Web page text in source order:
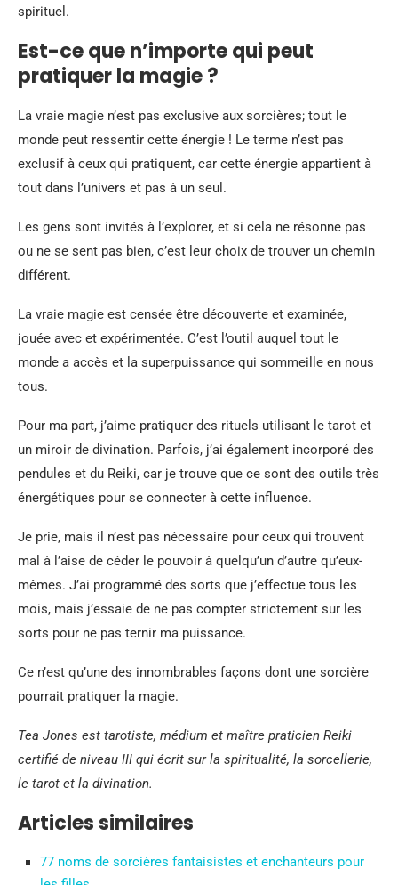
spirituel.
Est-ce que n’importe qui peut
pratiquer la magie ?
La vraie magie n’est pas exclusive aux sorcières; tout le
monde peut ressentir cette énergie ! Le terme n’est pas
exclusif à ceux qui pratiquent, car cette énergie appartient à
tout dans l’univers et pas à un seul.
Les gens sont invités à l’explorer, et si cela ne résonne pas
ou ne se sent pas bien, c’est leur choix de trouver un chemin
différent.
La vraie magie est censée être découverte et examinée,
jouée avec et expérimentée. C’est l’outil auquel tout le
monde a accès et la superpuissance qui sommeille en nous
tous.
Pour ma part, j’aime pratiquer des rituels utilisant le tarot et
un miroir de divination. Parfois, j’ai également incorporé des
pendules et du Reiki, car je trouve que ce sont des outils très
énergétiques pour se connecter à cette influence.
Je prie, mais il n’est pas nécessaire pour ceux qui trouvent
mal à l’aise de céder le pouvoir à quelqu’un d’autre qu’eux-
mêmes. J’ai programmé des sorts que j’effectue tous les
mois, mais j’essaie de ne pas compter strictement sur les
sorts pour ne pas ternir ma puissance.
Ce n’est qu’une des innombrables façons dont une sorcière
pourrait pratiquer la magie.
Tea Jones est tarotiste, médium et maître praticien Reiki
certifié de niveau III qui écrit sur la spiritualité, la sorcellerie,
le tarot et la divination.
Articles similaires
77 noms de sorcières fantaisistes et enchanteurs pour